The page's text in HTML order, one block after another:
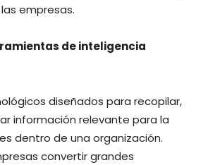
empresas.
de inteligencia
diseñados para recopilar,
información relevante para la
dentro de una organización.
convertir grandes